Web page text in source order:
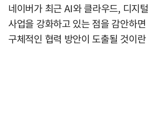
네이버가 최근 AI와 클라우드, 디지
사업을 강화하고 있는 점을 감안하
구체적인 협력 방안이 도출될 것이